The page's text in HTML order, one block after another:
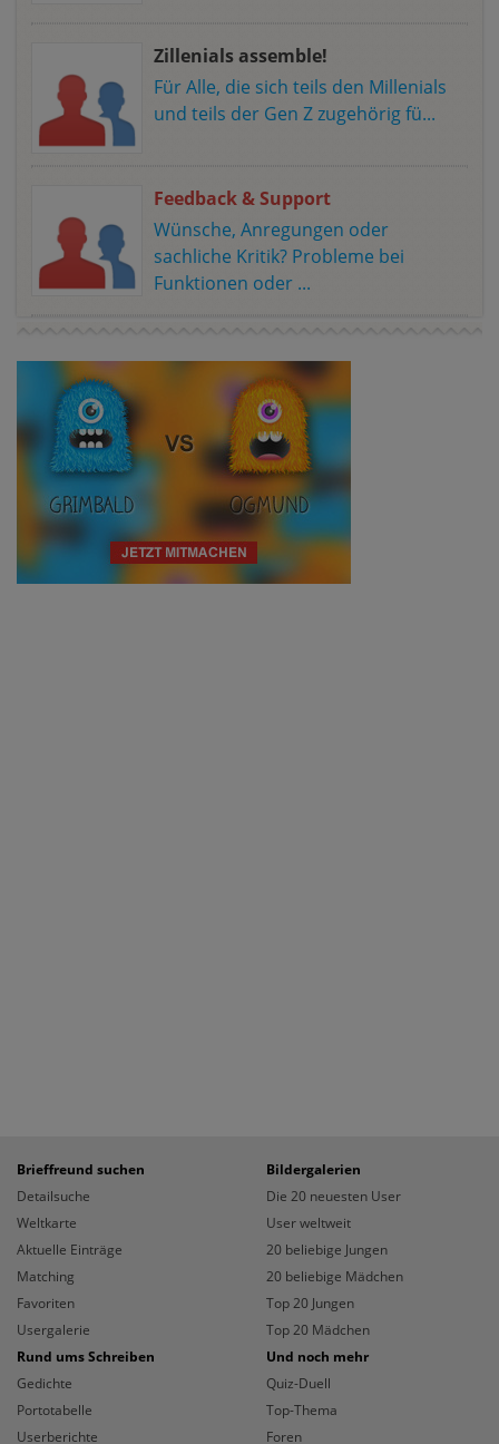
Zillenials assemble!
Für Alle, die sich teils den Millenials
und teils der Gen Z zugehörig fü...
Feedback & Support
Wünsche, Anregungen oder
sachliche Kritik? Probleme bei
Funktionen oder ...
Brieffreund suchen
Detailsuche
Weltkarte
Aktuelle Einträge
Matching
Favoriten
Usergalerie
Bildergalerien
Die 20 neuesten User
User weltweit
20 beliebige Jungen
20 beliebige Mädchen
Top 20 Jungen
Top 20 Mädchen
Rund ums Schreiben
Gedichte
Portotabelle
Userberichte
Und noch mehr
Quiz-Duell
Top-Thema
Foren